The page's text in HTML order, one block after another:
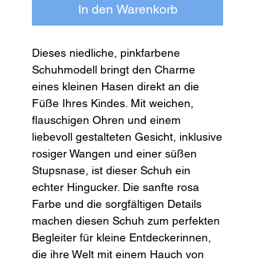
In den Warenkorb
Dieses niedliche, pinkfarbene
Schuhmodell bringt den Charme
eines kleinen Hasen direkt an die
Füße Ihres Kindes. Mit weichen,
flauschigen Ohren und einem
liebevoll gestalteten Gesicht, inklusive
rosiger Wangen und einer süßen
Stupsnase, ist dieser Schuh ein
echter Hingucker. Die sanfte rosa
Farbe und die sorgfältigen Details
machen diesen Schuh zum perfekten
Begleiter für kleine Entdeckerinnen,
die ihre Welt mit einem Hauch von